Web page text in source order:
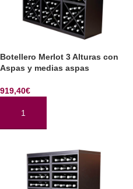
Botellero Merlot 3 Alturas con
Aspas y medias aspas
919,40€
AÑADIR AL CARRITO